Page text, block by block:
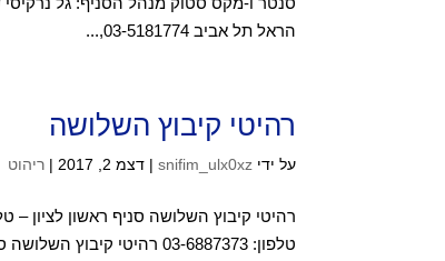
הראל תל אביב 03-5181774,...
רהיטי קיבוץ השלושה
על ידיsnifim_ulx0xz
|דצמ 2, 2017 |ריהוט